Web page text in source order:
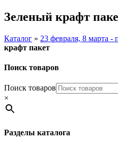
Зеленый крафт
Каталог » 23 февраля, 8 марта -
крафт пакет
Поиск товаров
Поиск товаров
×
Разделы каталога